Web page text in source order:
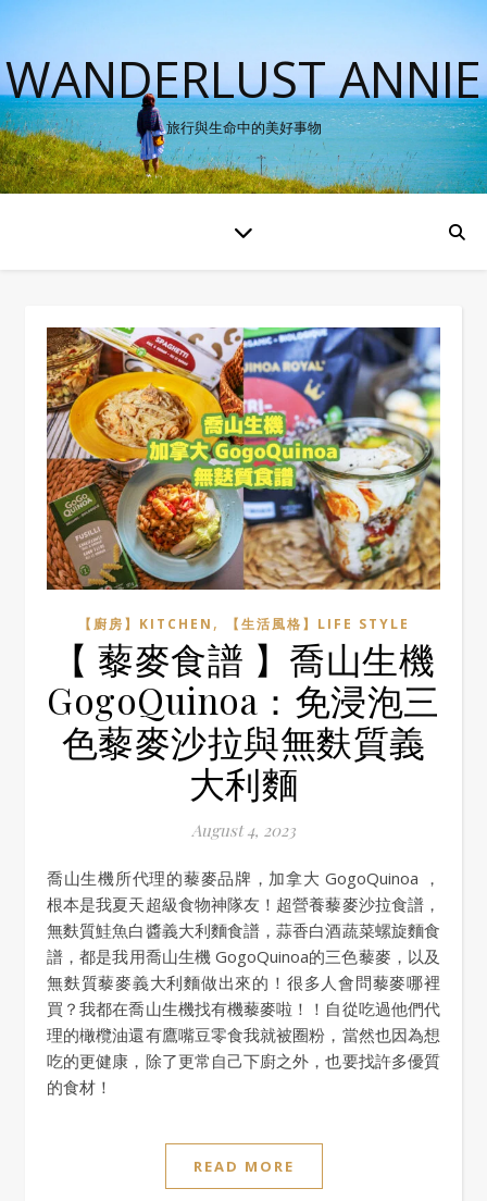
WANDERLUST ANNIE
旅行與生命中的美好事物
【廚房】KITCHEN , 【生活風格】LIFE STYLE
【 藜麥食譜 】喬山生機
GogoQuinoa：免浸泡三
色藜麥沙拉與無麩質義
大利麵
August 4, 2023
喬山生機所代理的藜麥品牌，加拿大 GogoQuinoa ，
根本是我夏天超級食物神隊友！超營養藜麥沙拉食譜，
無麩質鮭魚白醬義大利麵食譜，蒜香白酒蔬菜螺旋麵食
譜，都是我用喬山生機 GogoQuinoa的三色藜麥，以及
無麩質藜麥義大利麵做出來的！很多人會問藜麥哪裡
買？我都在喬山生機找有機藜麥啦！！自從吃過他們代
理的橄欖油還有鷹嘴豆零食我就被圈粉，當然也因為想
吃的更健康，除了更常自己下廚之外，也要找許多優質
的食材！
READ MORE